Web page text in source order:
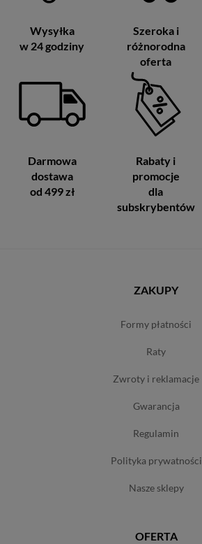
Wysyłka
w 24 godziny
Szeroka i
różnorodna
oferta
Darmowa
dostawa
od 499 zł
Rabaty i
promocje
dla
subskrybentów
ZAKUPY
formy płatności
raty
zwroty i reklamacje
gwarancja
regulamin
polityka prywatności
nasze sklepy
OFERTA